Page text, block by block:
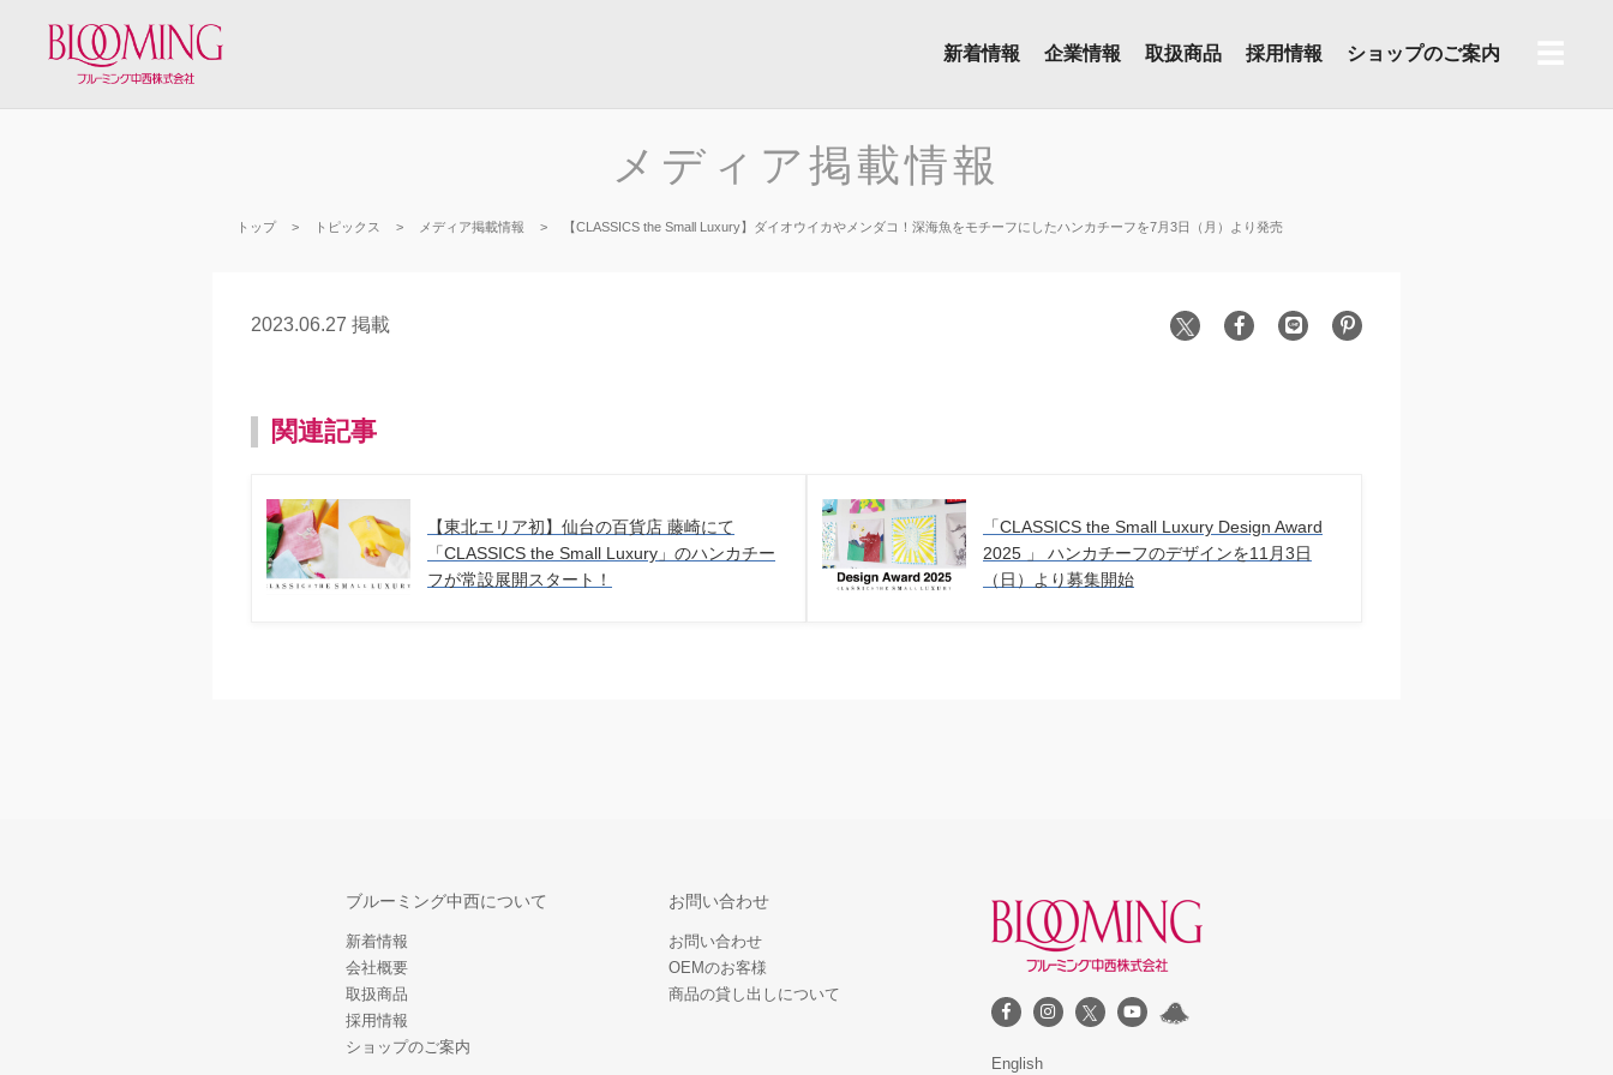
新着情報 企業情報 取扱商品 採用情報 ショップのご案内
メディア掲載情報
トップ トピックス メディア掲載情報 【CLASSICS the Small Luxury】ダイオウイカやメンダコ！深海魚をモチーフにしたハンカチーフを7月3日（月）より発売
2023.06.27 掲載
関連記事
【東北エリア初】仙台の百貨店 藤崎にて
「CLASSICS the Small Luxury」のハンカチー
フが常設展開スタート！
「CLASSICS the Small Luxury Design Award
2025 」 ハンカチーフのデザインを11⽉3⽇
（日）より募集開始
ブルーミング中西について
新着情報
会社概要
取扱商品
採用情報
ショップのご案内
お問い合わせ
お問い合わせ
OEMのお客様
商品の貸し出しについて
English